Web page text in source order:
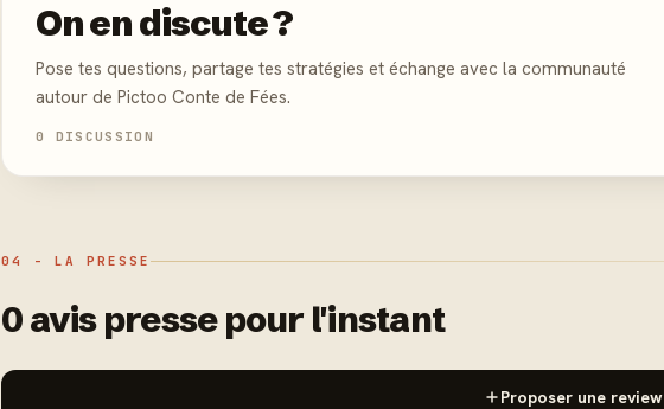
On en discute ?
Pose tes questions, partage tes stratégies et échange avec la communauté
autour de Pictoo Conte de Fées.
0 DISCUSSION
04 - LA PRESSE
0 avis presse pour l'instant
Proposer une review